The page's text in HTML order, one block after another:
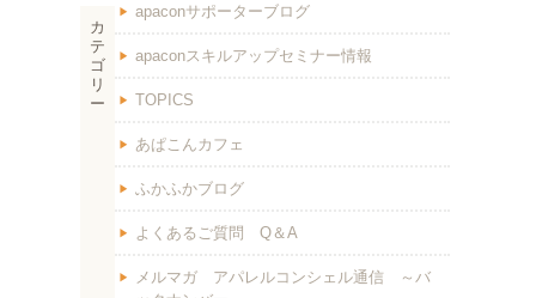
カ
テ
ゴ
リ
ー
apaconサポーターブログ
apaconスキルアップセミナー情報
TOPICS
あぱこんカフェ
ふかふかブログ
よくあるご質問 Q＆A
メルマガ アパレルコンシェル通信 ～バ